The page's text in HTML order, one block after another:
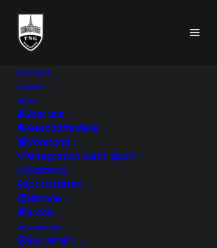
STARTSEITE
FANSHOP
VEREIN
Über uns
Geschäftsstelle
Vorstand
Integration durch Sport
Satzung
Sportstätten
Historie
Archiv
SPORTANGEBOT
BALLSPORT
Handball
Minis (Jahrgang 2012
und jünger)